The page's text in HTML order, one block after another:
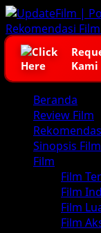
Skip
to
content
Kami
Primary
Menu
Beranda
Review Film
Sinopsis Film
Film
Film
Film
Film
Film